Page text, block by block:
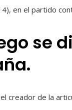
en el partido
se
creador de la